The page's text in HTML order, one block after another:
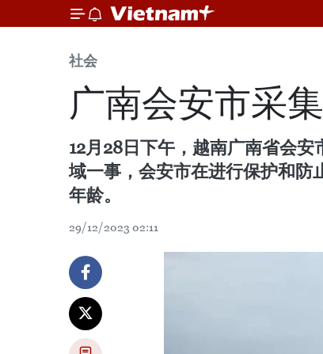
社会
广南会安市采
12月28日下午，越南广南省会
域一事，会安市在进行保护和防
年龄。
29/12/2023 02:11